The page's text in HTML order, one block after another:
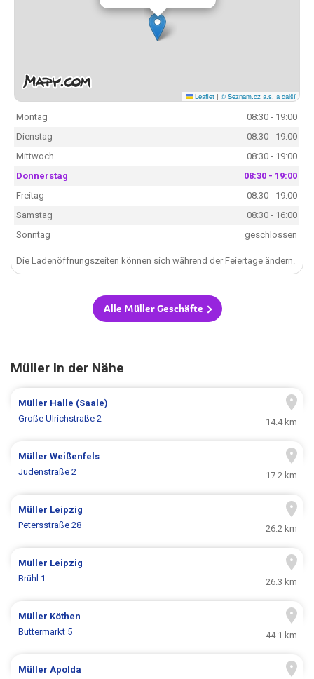
Leaflet | © Seznam.cz a.s. a další
Montag
08:30 - 19:00
Dienstag
08:30 - 19:00
Mittwoch
08:30 - 19:00
Donnerstag
08:30 - 19:00
Freitag
08:30 - 19:00
Samstag
08:30 - 16:00
Sonntag
geschlossen
Die Ladenöffnungszeiten können sich während der Feiertage ändern.
Alle Müller Geschäfte
Müller In der Nähe
Müller Halle (Saale)
Große Ulrichstraße 2
14.4 km
MüllerWeißenfels
Jüdenstraße 2
17.2 km
Müller Leipzig
Petersstraße 28
26.2 km
Müller Leipzig
Brühl 1
26.3 km
Müller Köthen
Buttermarkt 5
44.1 km
MüllerApolda